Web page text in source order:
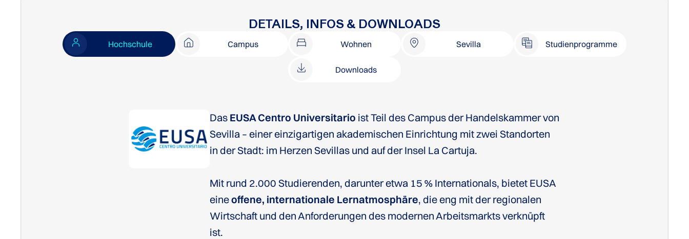
DETAILS, INFOS & DOWNLOADS
Hochschule Campus Wohnen Sevilla Studienprogramme
Downloads
Das EUSA Centro Universitario ist Teil des Campus der Handelskammer von
Sevilla – einer einzigartigen akademischen Einrichtung mit zwei Standorten
in der Stadt: im Herzen Sevillas und auf der Insel La Cartuja.
Mit rund 2.000 Studierenden, darunter etwa 15 % Internationals, bietet EUSA
eineoffene, internationale Lernatmosphäre, die eng mit der regionalen
Wirtschaft und den Anforderungen des modernen Arbeitsmarkts verknüpft
ist.